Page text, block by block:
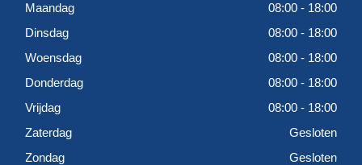
Maandag
08:00 - 18:00
Dinsdag
08:00 - 18:00
Woensdag
08:00 - 18:00
Donderdag
08:00 - 18:00
Vrijdag
08:00 - 18:00
Zaterdag
Gesloten
Zondag
Gesloten